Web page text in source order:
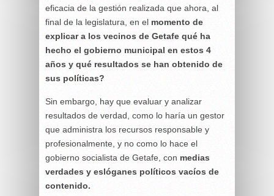
eficacia de la gestión realizada que ahora, al
final de la legislatura, en el momento de
explicar a los vecinos de Getafe qué ha
hecho el gobierno municipal en estos 4
años y qué resultados se han obtenido de
sus políticas?
Sin embargo, hay que evaluar y analizar
resultados de verdad, como lo haría un gestor
que administra los recursos responsable y
profesionalmente, y no como lo hace el
gobierno socialista de Getafe, con medias
verdades y eslóganes políticos vacíos de
contenido.